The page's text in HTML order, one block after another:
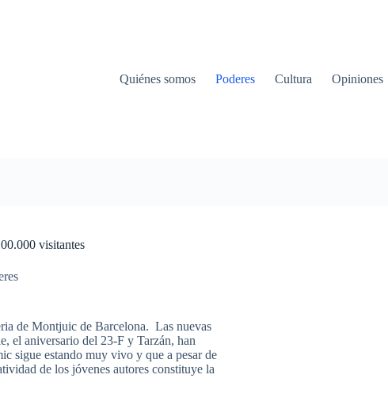
Quiénes somos Poderes Cultura Opiniones
visitantes
de Montjuic de Barcelona. Las nuevas
el aniversario del 23-F y Tarzán, han
sigue estando muy vivo y que a pesar de
de los jóvenes autores constituye la